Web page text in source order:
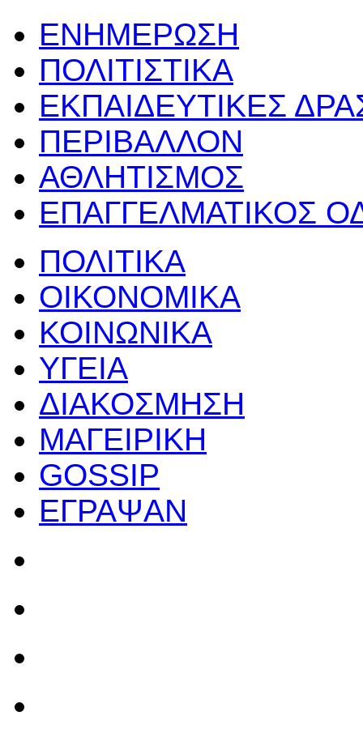
ΕΝΗΜΕΡΩΣΗ
ΠΟΛΙΤΙΣΤΙΚΑ
ΕΚΠΑΙΔΕΥΤΙΚΕΣ
ΠΕΡΙΒΑΛΛΟΝ
ΑΘΛΗΤΙΣΜΟΣ
ΕΠΑΓΓΕΛΜΑΤΙΚΟΣ
ΠΟΛΙΤΙΚΑ
ΟΙΚΟΝΟΜΙΚΑ
ΚΟΙΝΩΝΙΚΑ
ΥΓΕΙΑ
ΔΙΑΚΟΣΜΗΣΗ
ΜΑΓΕΙΡΙΚΗ
GOSSIP
ΕΓΡΑΨΑΝ